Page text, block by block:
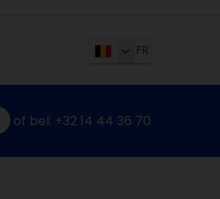
FR
of bel: +32 14 44 36 70